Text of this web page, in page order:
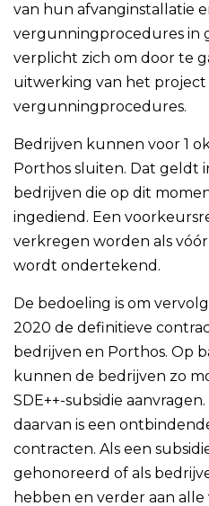
van hun afvanginstallatie
vergunningprocedures in
verplicht zich om door te
uitwerking van het project
vergunningprocedures.
Bedrijven kunnen voor 1
Porthos sluiten. Dat geldt
bedrijven die op dit
ingediend. Een
verkregen worden als
wordt ondertekend.
De bedoeling is om
2020 de definitieve
bedrijven en Porthos. Op
kunnen de bedrijven zo
SDE++-subsidie
daarvan is een
contracten. Als een
gehonoreerd of als
hebben en verder aan